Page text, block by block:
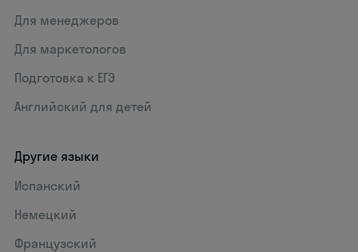
Для менеджеров
Для маркетологов
Подготовка к ЕГЭ
Английский для детей
Другие языки
Испанский
Немецкий
Французский